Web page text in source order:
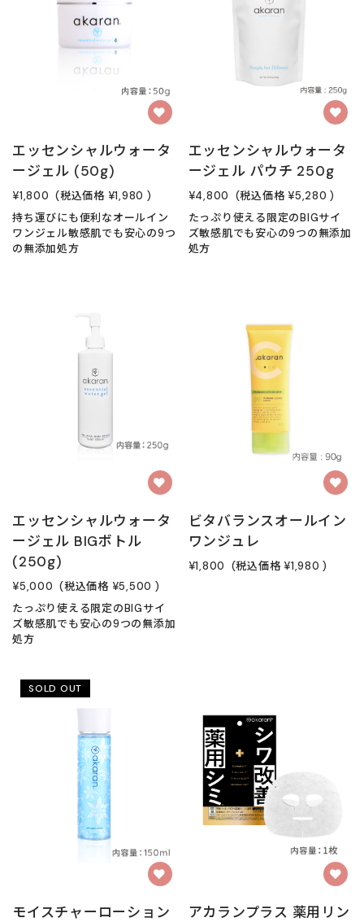
エッセンシャルウォータ
ージェル (50g)
¥1,800 (税込価格 ¥1,980 )
持ち運びにも便利なオールイン
ワンジェル敏感肌でも安心の9つ
の無添加処方
エッセンシャルウォータ
ージェル パウチ 250g
¥4,800 (税込価格 ¥5,280 )
たっぷり使える限定のBIGサイ
ズ敏感肌でも安心の9つの無添加
処方
エッセンシャルウォータ
ージェル BIGボトル
(250g)
¥5,000 (税込価格 ¥5,500 )
たっぷり使える限定のBIGサイ
ズ敏感肌でも安心の9つの無添加
処方
ビタバランスオールイン
ワンジュレ
¥1,800 (税込価格 ¥1,980 )
SOLD OUT
モイスチャーローション
アカランプラス 薬用リン